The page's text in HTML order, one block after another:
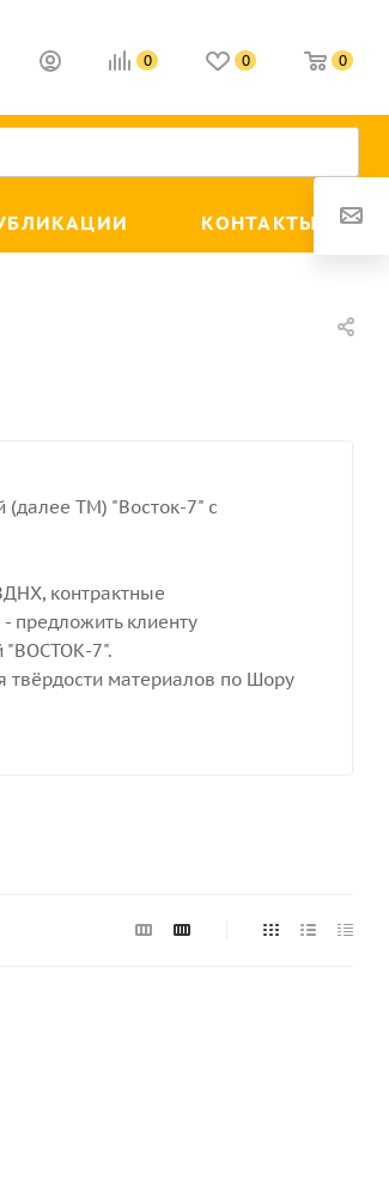
0 0 0
КОНТАКТЫ
(далее ТМ) "Восток-7" с
контрактные
предложить клиенту
"ВОСТОК-7".
твёрдости материалов по Шору